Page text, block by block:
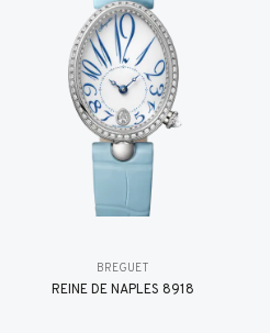
BREGUET
REINE DE NAPLES 8918